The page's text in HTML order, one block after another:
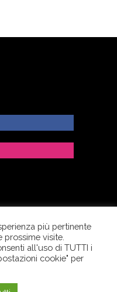
A. - P.IVA
diritti riservati.
de’ Tirreni (SA) -
più pertinente
visite.
all'uso di TUTTI i
cookie" per